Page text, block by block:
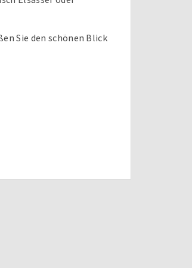
Sie den schönen Blick